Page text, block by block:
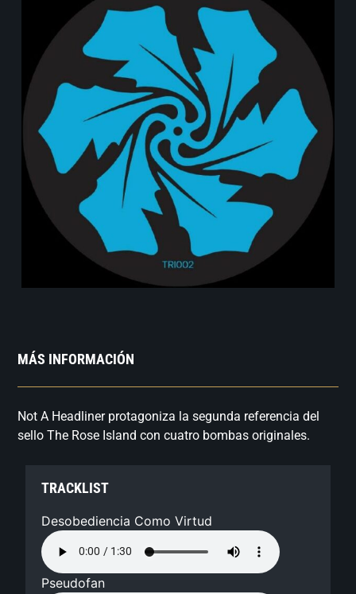
MÁS INFORMACIÓN
Not A Headliner protagoniza la segunda referencia del
sello The Rose Island con cuatro bombas originales.
TRACKLIST
Desobediencia Como Virtud
Pseudofan